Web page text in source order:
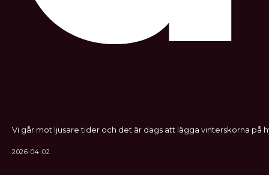
Vi går mot ljusare tider och det är dags att lägga vinterskorna på
2026-04-02